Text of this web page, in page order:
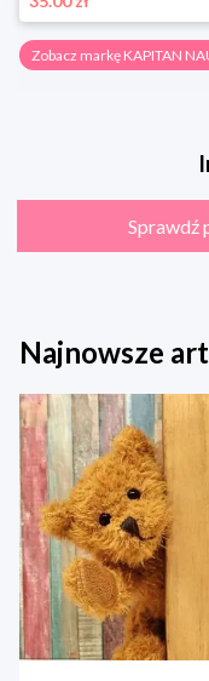
Zobacz markę KAPITAN
Sprawdź
Najnowsze